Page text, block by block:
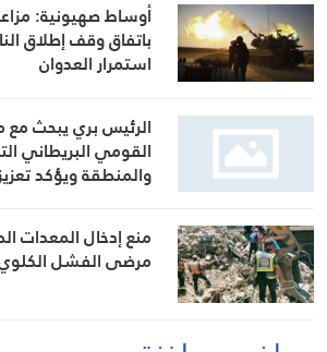
أوساط صهيونية:
باتفاق وقف إطلاق
استمرار العدوان
الرئيس بري يبحث
القومي البريطاني
والمنطقة ويؤكد
منع إدخال المعدات
مرضى الفشل